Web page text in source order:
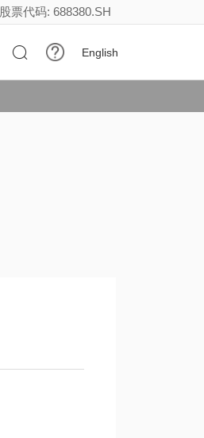
股票代码: 688380.SH
 English